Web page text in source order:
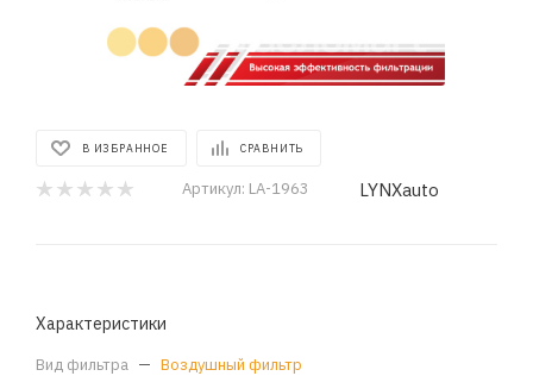
В ИЗБРАННОЕ СРАВНИТЬ
Артикул: LA-1963 LYNXauto
Характеристики
Вид фильтра — Воздушный фильтр